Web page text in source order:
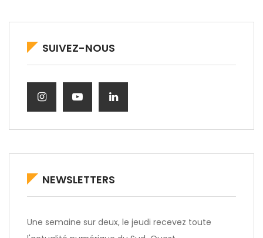
SUIVEZ-NOUS
NEWSLETTERS
Une semaine sur deux, le jeudi recevez toute